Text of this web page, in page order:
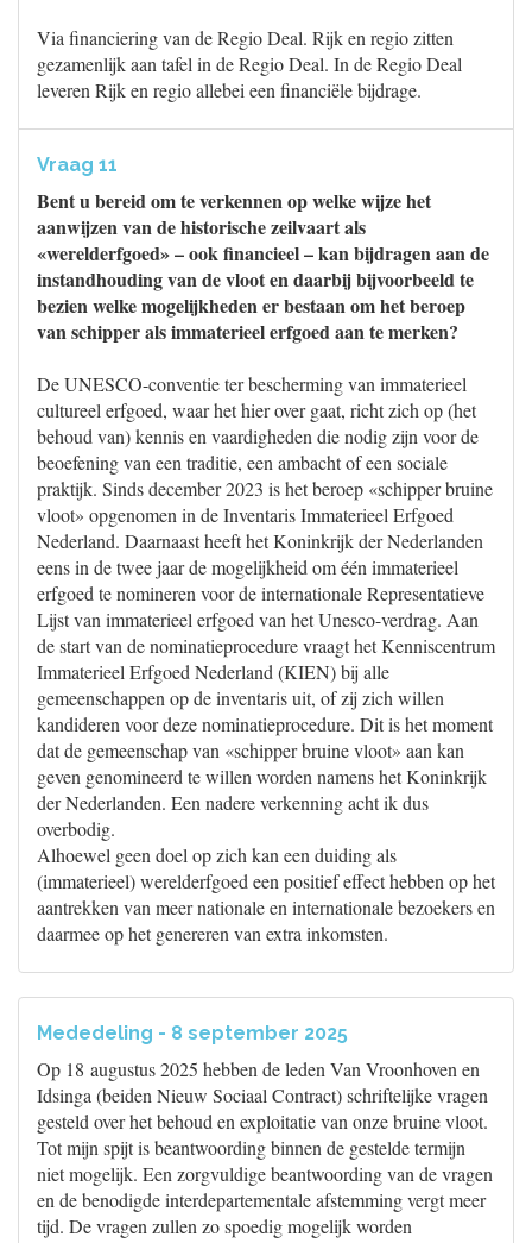
Via financiering van de Regio Deal. Rijk en regio zitten
gezamenlijk aan tafel in de Regio Deal. In de Regio Deal
leveren Rijk en regio allebei een financiële bijdrage.
Vraag 11
Bent u bereid om te verkennen op welke wijze het
aanwijzen van de historische zeilvaart als
«werelderfgoed» – ook financieel – kan bijdragen aan de
instandhouding van de vloot en daarbij bijvoorbeeld te
bezien welke mogelijkheden er bestaan om het beroep
van schipper als immaterieel erfgoed aan te merken?
De UNESCO-conventie ter bescherming van immaterieel
cultureel erfgoed, waar het hier over gaat, richt zich op (het
behoud van) kennis en vaardigheden die nodig zijn voor de
beoefening van een traditie, een ambacht of een sociale
praktijk. Sinds december 2023 is het beroep «schipper bruine
vloot» opgenomen in de Inventaris Immaterieel Erfgoed
Nederland. Daarnaast heeft het Koninkrijk der Nederlanden
eens in de twee jaar de mogelijkheid om één immaterieel
erfgoed te nomineren voor de internationale Representatieve
Lijst van immaterieel erfgoed van het Unesco-verdrag. Aan
de start van de nominatieprocedure vraagt het Kenniscentrum
Immaterieel Erfgoed Nederland (KIEN) bij alle
gemeenschappen op de inventaris uit, of zij zich willen
kandideren voor deze nominatieprocedure. Dit is het moment
dat de gemeenschap van «schipper bruine vloot» aan kan
geven genomineerd te willen worden namens het Koninkrijk
der Nederlanden. Een nadere verkenning acht ik dus
overbodig.
Alhoewel geen doel op zich kan een duiding als
(immaterieel) werelderfgoed een positief effect hebben op het
aantrekken van meer nationale en internationale bezoekers en
daarmee op het genereren van extra inkomsten.
Mededeling - 8 september 2025
Op 18 augustus 2025 hebben de leden Van Vroonhoven en
Idsinga (beiden Nieuw Sociaal Contract) schriftelijke vragen
gesteld over het behoud en exploitatie van onze bruine vloot.
Tot mijn spijt is beantwoording binnen de gestelde termijn
niet mogelijk. Een zorgvuldige beantwoording van de vragen
en de benodigde interdepartementale afstemming vergt meer
tijd. De vragen zullen zo spoedig mogelijk worden